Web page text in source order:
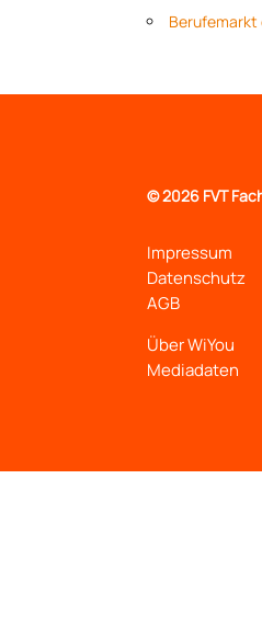
Berufemarkt
©2026 FVT
Impressum
Datenschutz
AGB
Über WiYou
Mediadaten